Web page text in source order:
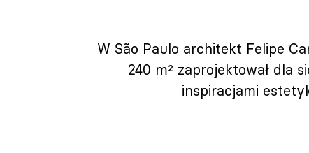
W São Paulo architekt Felipe
240 m² zaprojektował dla
inspiracjami